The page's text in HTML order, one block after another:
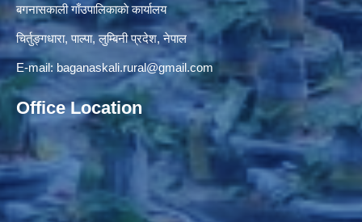
बगनासकाली गाँउपालिकाकाे कार्यालय
चिर्तुङ्गधारा, पाल्पा, लुम्बिनी प्रदेश, नेपाल
E-mail: baganaskali.rural@gmail.com
Office Location